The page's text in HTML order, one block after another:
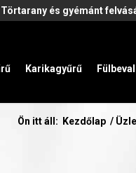
Törtarany és gyémánt
Karikagyűrű
Ön itt áll: Kezdőlap /